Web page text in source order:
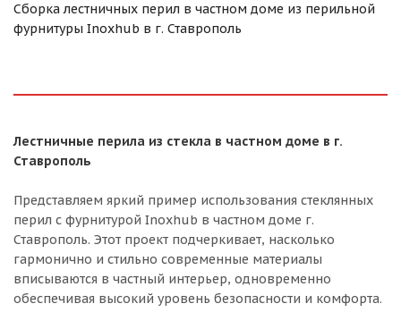
Сборка лестничных перил в частном доме из перильной
фурнитуры Inoxhub в г. Ставрополь
Лестничные перила из стекла в частном доме в г.
Ставрополь
Представляем яркий пример использования стеклянных
перил с фурнитурой Inoxhub в частном доме г.
Ставрополь. Этот проект подчеркивает, насколько
гармонично и стильно современные материалы
вписываются в частный интерьер, одновременно
обеспечивая высокий уровень безопасности и комфорта.